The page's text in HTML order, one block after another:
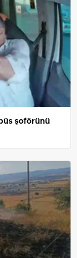
şoförünü